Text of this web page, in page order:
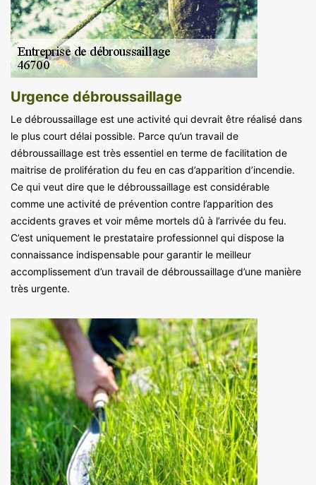
Urgence débroussaillage
Le débroussaillage est une activité qui devrait être réalisé dans
le plus court délai possible. Parce qu’un travail de
débroussaillage est très essentiel en terme de facilitation de
maitrise de prolifération du feu en cas d’apparition d’incendie.
Ce qui veut dire que le débroussaillage est considérable
comme une activité de prévention contre l’apparition des
accidents graves et voir même mortels dû à l’arrivée du feu.
C’est uniquement le prestataire professionnel qui dispose la
connaissance indispensable pour garantir le meilleur
accomplissement d’un travail de débroussaillage d’une manière
très urgente.